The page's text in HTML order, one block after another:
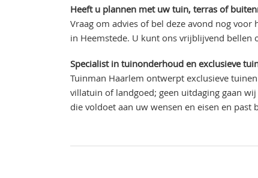
Heeft u plannen met uw tuin, terras of
Vraag om advies of bel deze avond nog
in Heemstede. U kunt ons vrijblijvend bellen
Specialist in tuinonderhoud en exclusieve
Tuinman Haarlem ontwerpt exclusieve
villatuin of landgoed; geen uitdaging gaan
die voldoet aan uw wensen en eisen en